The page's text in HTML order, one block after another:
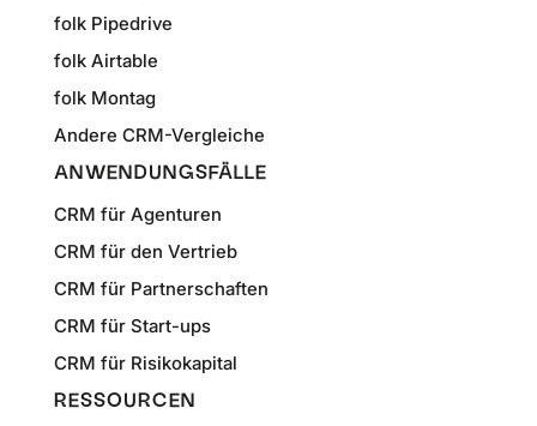
folk Pipedrive
folk Airtable
folk Montag
Andere CRM-Vergleiche
ANWENDUNGSFÄLLE
CRM für Agenturen
CRM für den Vertrieb
CRM für Partnerschaften
CRM für Start-ups
CRM für Risikokapital
RESSOURCEN